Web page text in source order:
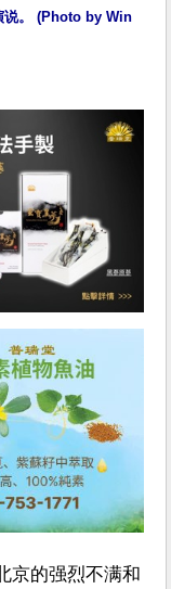
说。 (Photo by Win
京的强烈不满和